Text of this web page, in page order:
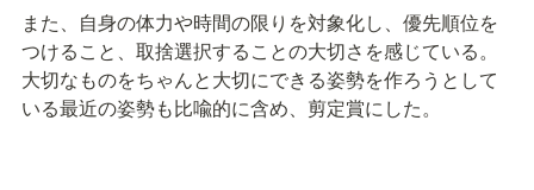
また、自身の体力や時間の限りを対象化し、優先順位を
つけること、取捨選択することの大切さを感じている。
大切なものをちゃんと大切にできる姿勢を作ろうとして
いる最近の姿勢も比喩的に含め、剪定賞にした。